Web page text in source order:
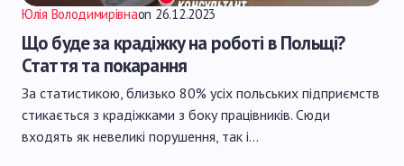
Юлія Володимирівнаon 26.12.2023
Що буде за крадіжку на роботі в Польщі?
Стаття та покарання
За статистикою, близько 80% усіх польських підприємств
стикається з крадіжками з боку працівників. Сюди
входять як невеликі порушення, так і…